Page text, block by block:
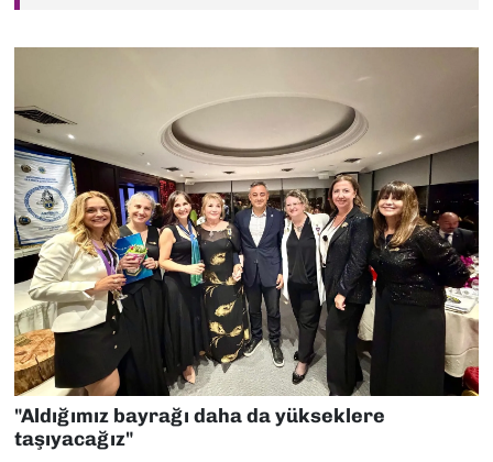
"Aldığımız bayrağı daha da yükseklere
taşıyacağız"